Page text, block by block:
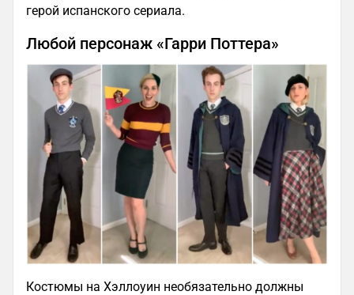
герой испанского сериала.
Любой персонаж «Гарри Поттера»
Костюмы на Хэллоуин необязательно должны